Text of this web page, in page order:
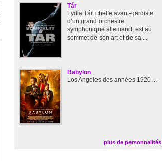
Tár
Lydia Tár, cheffe avant-gardiste
d’un grand orchestre
symphonique allemand, est au
sommet de son art et de sa ...
Babylon
Los Angeles des années 1920 ...
plus de personnalités